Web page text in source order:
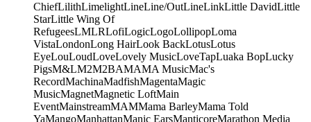
ChiefLilithLimelightLineLine/OutLineLinkLittle DavidLittle
StarLittle Wing Of
RefugeesLMLRLofiLogicLogoLollipopLoma
VistaLondonLong HairLook BackLotusLotus
EyeLouLoudLoveLovely MusicLoveTapLuaka BopLucky
PigsM&LM2M2BAMAMA MusicMac's
RecordMachinaMadfishMagentaMagic
MusicMagnetMagnetic LoftMain
EventMainstreamMAMMama BarleyMama Told
YaMangoManhattanManic EarsManticoreMarathon Media